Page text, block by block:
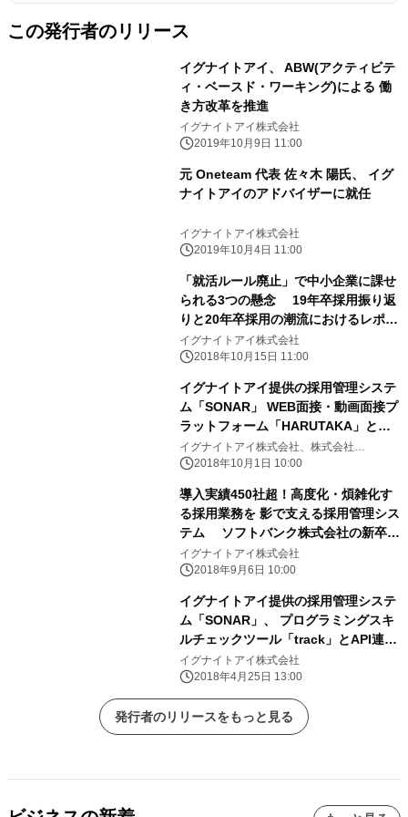
この発行者のリリース
イグナイトアイ、 ABW(アクティビテ
ィ・ベースド・ワーキング)による 働
き方改革を推進
イグナイトアイ株式会社
2019年10月9日 11:00
元 Oneteam 代表 佐々木 陽氏、 イグ
ナイトアイのアドバイザーに就任
イグナイトアイ株式会社
2019年10月4日 11:00
「就活ルール廃止」で中小企業に課せ
られる3つの懸念 19年卒採用振り返
りと20年卒採用の潮流におけるレポー
ト提供開始
イグナイトアイ株式会社
2018年10月15日 11:00
イグナイトアイ提供の採用管理システ
ム「SONAR」 WEB面接・動画面接プ
ラットフォーム「HARUTAKA」との
API連携を開始
イグナイトアイ株式会社、株式会社
ZENKIGEN
2018年10月1日 10:00
導入実績450社超！高度化・煩雑化す
る採用業務を 影で支える採用管理シス
テム ソフトバンク株式会社の新卒採
用業務において 採用管理システ
ム“SONAR”が大活躍
イグナイトアイ株式会社
2018年9月6日 10:00
イグナイトアイ提供の採用管理システ
ム「SONAR」、 プログラミングスキ
ルチェックツール「track」とAPI連携
を開始
イグナイトアイ株式会社
2018年4月25日 13:00
発行者のリリースをもっと見る